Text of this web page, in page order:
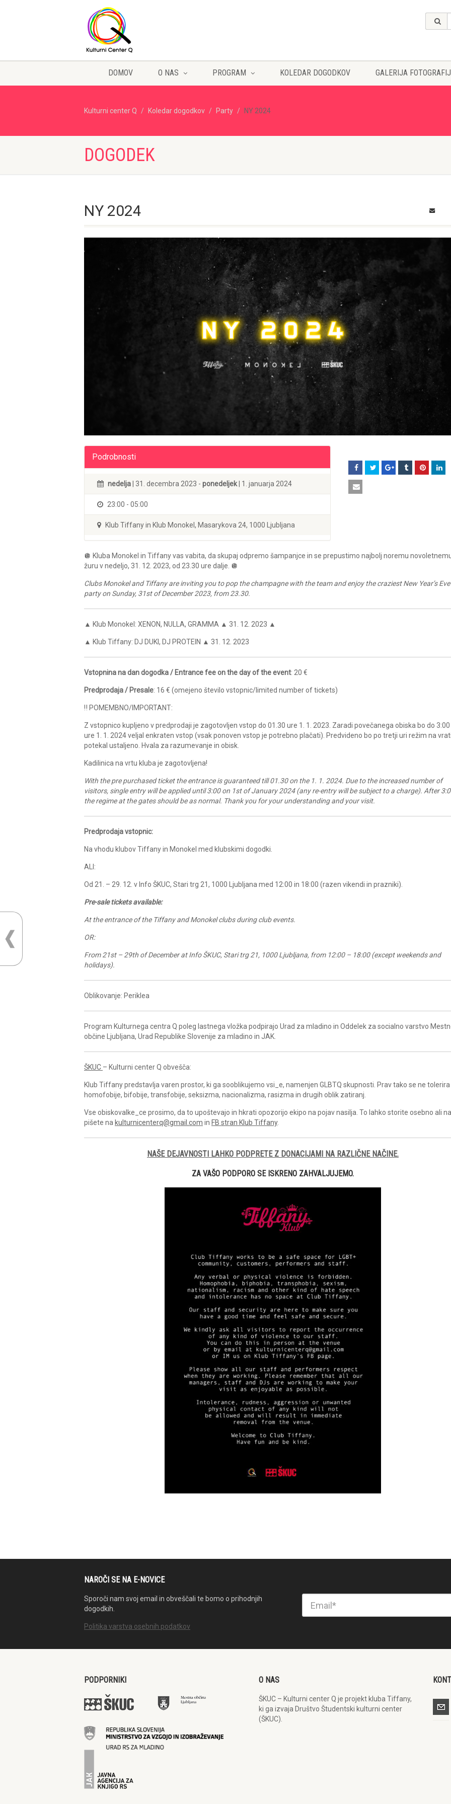
DOMOV O NAS PROGRAM KOLEDAR DOGODKOV GALERIJA FOTOGRAFIJ
Kulturni center Q Koledar dogodkov Party NY 2024
DOGODEK
NY 2024
Podrobnosti
nedelja| 31. decembra 2023 - ponedeljek| 1. januarja 2024
23:00 - 05:00
Klub Tiffany in Klub Monokel, Masarykova 24, 1000 Ljubljana
🪩 Kluba Monokel in Tiffany vas vabita, da skupaj odpremo šampanjce in se prepustimo najbolj noremu
žuru v nedeljo, 31. 12. 2023, od 23.30 ure dalje. 🪩
Clubs Monokel and Tiffany are inviting you to pop the champagne with the team and enjoy the craziest New Year’s Eve
party on Sunday, 31st of December 2023, from 23.30.
▲ Klub Monokel: XENON, NULLA, GRAMMA ▲ 31. 12. 2023 ▲
▲ Klub Tiffany: DJ DUKI, DJ PROTEIN ▲ 31. 12. 2023
Vstopnina na dan dogodka / Entrance fee on the day of the event: 20 €
Predprodaja / Presale: 16 € (omejeno število vstopnic/limited number of tickets)
‼️ POMEMBNO/IMPORTANT:
Z vstopnico kupljeno v predprodaji je zagotovljen vstop do 01.30 ure 1. 1. 2023. Zaradi povečanega obiska bo do 3:00
ure 1. 1. 2024 veljal enkraten vstop (vsak ponoven vstop je potrebno plačati). Predvideno bo po tretji uri režim na
potekal ustaljeno. Hvala za razumevanje in obisk.
Kadilinica na vrtu kluba je zagotovljena!
With the pre purchased ticket the entrance is guaranteed till 01.30 on the 1. 1. 2024. Due to the increased number of
visitors, single entry will be applied until 3:00 on 1st of January 2024 (any re-entry will be subject to a charge). After
the regime at the gates should be as normal. Thank you for your understanding and your visit.
Predprodaja vstopnic:
Na vhodu klubov Tiffany in Monokel med klubskimi dogodki.
ALI:
Od 21. – 29. 12. v Info ŠKUC, Stari trg 21, 1000 Ljubljana med 12:00 in 18:00 (razen vikendi in prazniki).
Pre-sale tickets available:
At the entrance of the Tiffany and Monokel clubs during club events.
OR:
From 21st – 29th of December at Info ŠKUC, Stari trg 21, 1000 Ljubljana, from 12:00 – 18:00 (except weekends and
holidays).
Oblikovanje: Periklea
Program Kulturnega centra Q poleg lastnega vložka podpirajo Urad za mladino in Oddelek za socialno varstvo
občine Ljubljana, Urad Republike Slovenije za mladino in JAK.
ŠKUC – Kulturni center Q obvešča:
Klub Tiffany predstavlja varen prostor, ki ga sooblikujemo vsi_e, namenjen GLBTQ skupnosti. Prav tako se ne tolerira
homofobije, bifobije, transfobije, seksizma, nacionalizma, rasizma in drugih oblik zatiranj.
Vse obiskovalke_ce prosimo, da to upoštevajo in hkrati opozorijo ekipo na pojav nasilja. To lahko storite osebno ali
pišete na kulturnicenterq@gmail.com in FB stran Klub Tiffany.
NAŠE DEJAVNOSTI LAHKO PODPRETE Z DONACIJAMI NA RAZLIČNE NAČINE.
ZA VAŠO PODPORO SE ISKRENO ZAHVALJUJEMO.
NAROČI SE NA E-NOVICE
Sporoči nam svoj email in obveščali te bomo o prihodnjih
dogodkih.
Politika varstva osebnih podatkov
PODPORNIKI O NAS
ŠKUC – Kulturni center Q je projekt kluba Tiffany,
ki ga izvaja Društvo Študentski kulturni center
(ŠKUC).